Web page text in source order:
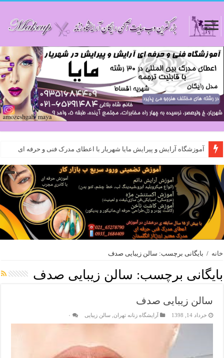
آموزشگاه آرایش و پیرایش مایا شهریار با اعطای مدرک فنی و حرفه ای
خانه / بایگانی برچسب: سالن زیبایی صدف
بایگانی برچسب: سالن زیبایی صدف
سالن زیبایی صدف
خرداد 14, 1398 آرایشگاه زنانه تهران ,سالن زیبایی ۰